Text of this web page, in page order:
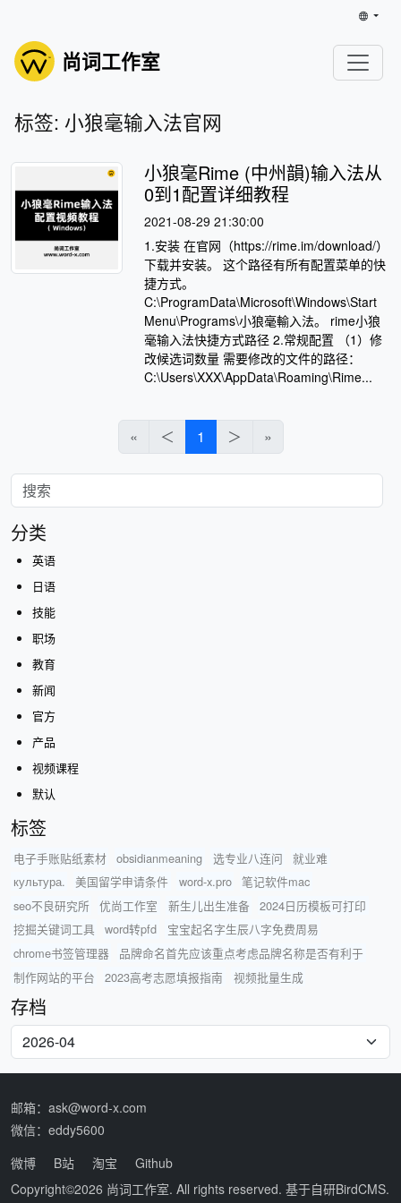
尚词工作室
标签: 小狼毫输入法官网
小狼毫Rime (中州韻)输入法从
0到1配置详细教程
2021-08-29 21:30:00
1.安装 在官网（https://rime.im/download/）
下载并安装。 这个路径有所有配置菜单的快
捷方式。
C:\ProgramData\Microsoft\Windows\Start
Menu\Programs\小狼毫輸入法。 rime小狼
毫输入法快捷方式路径 2.常规配置 （1）修
改候选词数量 需要修改的文件的路径：
C:\Users\XXX\AppData\Roaming\Rime...
« ＜ 1 ＞ »
分类
英语
日语
技能
职场
教育
新闻
官方
产品
视频课程
默认
标签
电子手账贴纸素材 obsidianmeaning 选专业八连问
就业难
культура.
美国留学申请条件 word-x.pro
笔记软件mac
seo不良研究所
优尚工作室 新生儿出生准备
2024日历模板可打印
挖掘关键词工具
word转pfd
宝宝起名字生辰八字免费周易
chrome书签管理器
品牌命名首先应该重点考虑品牌名称是否有利于
制作网站的平台
2023高考志愿填报指南 视频批量生成
存档
邮箱：ask@word-x.com
微信：eddy5600
微博
B站 淘宝
Github
Copyright©2026 尚词工作室. All rights reserved. 基于自研BirdCMS.